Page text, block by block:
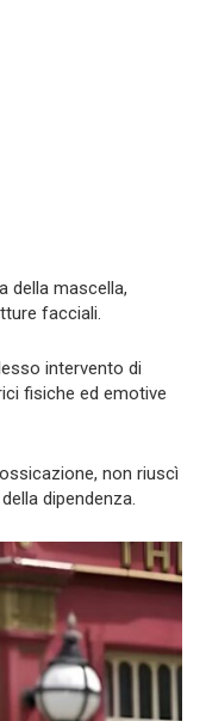
della mascella,
facciali.
intervento di
fisiche ed emotive
non riuscì
dipendenza.